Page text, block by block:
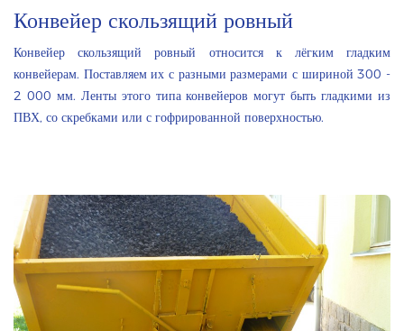
Конвейер скользящий ровный
Конвейер скользящий ровный относится к лёгким гладким
конвейерам. Поставляем их с разными размерами с шириной 300 -
2 000 мм. Ленты этого типа конвейеров могут быть гладкими из
ПВХ, со скребками или с гофрированной поверхностью.